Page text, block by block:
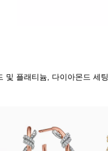
및 플래티늄, 다이아몬드 세팅